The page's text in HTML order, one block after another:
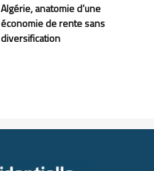
Algérie, anatomie d’une
économie de rente sans
diversification